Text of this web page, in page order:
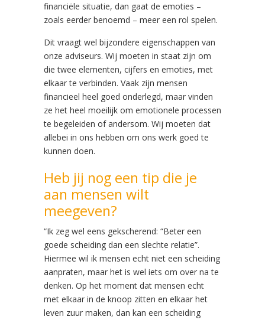
financiële situatie, dan gaat de emoties –
zoals eerder benoemd – meer een rol spelen.
Dit vraagt wel bijzondere eigenschappen van
onze adviseurs. Wij moeten in staat zijn om
die twee elementen, cijfers en emoties, met
elkaar te verbinden. Vaak zijn mensen
financieel heel goed onderlegd, maar vinden
ze het heel moeilijk om emotionele processen
te begeleiden of andersom. Wij moeten dat
allebei in ons hebben om ons werk goed te
kunnen doen.
Heb jij nog een tip die je
aan mensen wilt
meegeven?
“Ik zeg wel eens gekscherend: “Beter een
goede scheiding dan een slechte relatie”.
Hiermee wil ik mensen echt niet een scheiding
aanpraten, maar het is wel iets om over na te
denken. Op het moment dat mensen echt
met elkaar in de knoop zitten en elkaar het
leven zuur maken, dan kan een scheiding